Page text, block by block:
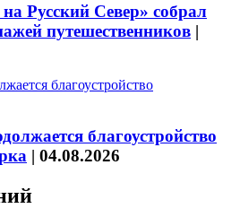
Русский Север» собрал
путешественников |
благоустройство
| 04.08.2026